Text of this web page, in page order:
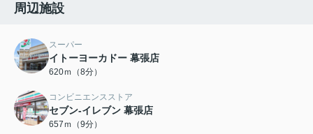
周辺施設
スーパー
イトーヨーカドー 幕張店
620ｍ（8分）
コンビニエンスストア
セブン‐イレブン 幕張店
657ｍ（9分）